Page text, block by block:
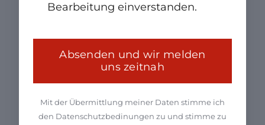
Bearbeitung einverstanden.
Absenden und wir melden
uns zeitnah
Mit der Übermittlung meiner Daten stimme ich
den Datenschutzbedinungen zu und stimme zu